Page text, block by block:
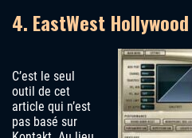
4. EastWest
C’est le seul
outil de cet
article qui n’est
pas basé sur